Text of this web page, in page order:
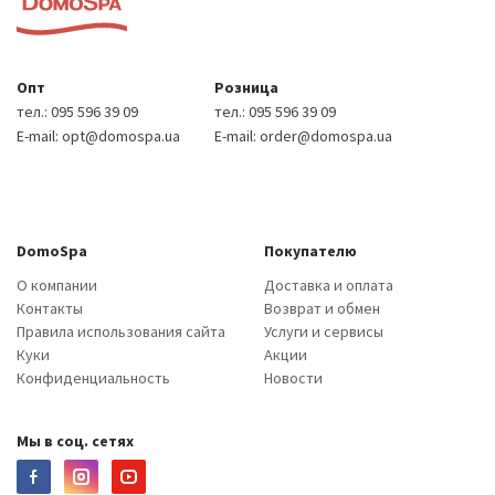
Опт
тел.: 095 596 39 09
E-mail: opt@domospa.ua
Розница
тел.: 095 596 39 09
E-mail: order@domospa.ua
DomoSpa
О компании
Контакты
Правила использования сайта
Куки
Конфиденциальность
Покупателю
Доставка и оплата
Возврат и обмен
Услуги и сервисы
Акции
Новости
Мы в соц. сетях